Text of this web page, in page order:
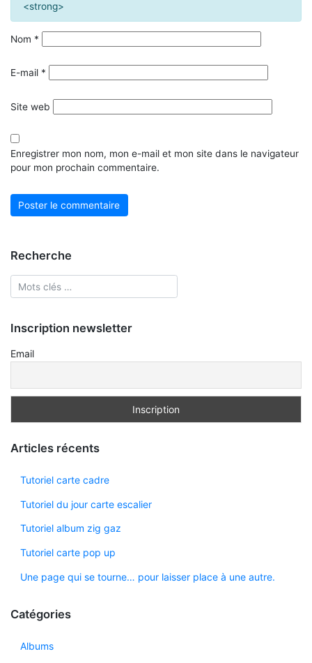
<strong>
Nom *
E-mail *
Site web
Enregistrer mon nom, mon e-mail et mon site dans le navigateur
pour mon prochain commentaire.
Recherche
Inscription newsletter
Email
Articles récents
Tutoriel carte cadre
Tutoriel du jour carte escalier
Tutoriel album zig gaz
Tutoriel carte pop up
Une page qui se tourne… pour laisser place à une autre.
Catégories
Albums